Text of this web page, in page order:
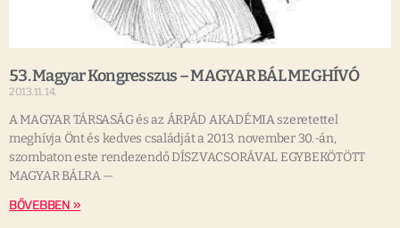
53. Magyar Kongresszus – MAGYAR BÁL MEGHÍVÓ
2013.11.14.
A MAGYAR TÁRSASÁG és az ÁRPÁD AKADÉMIA szeretettel
meghívja Önt és kedves családját a 2013. november 30.-án,
szombaton este rendezendő DÍSZVACSORÁVAL EGYBEKÖTÖTT
MAGYAR BÁLRA —
BŐVEBBEN »